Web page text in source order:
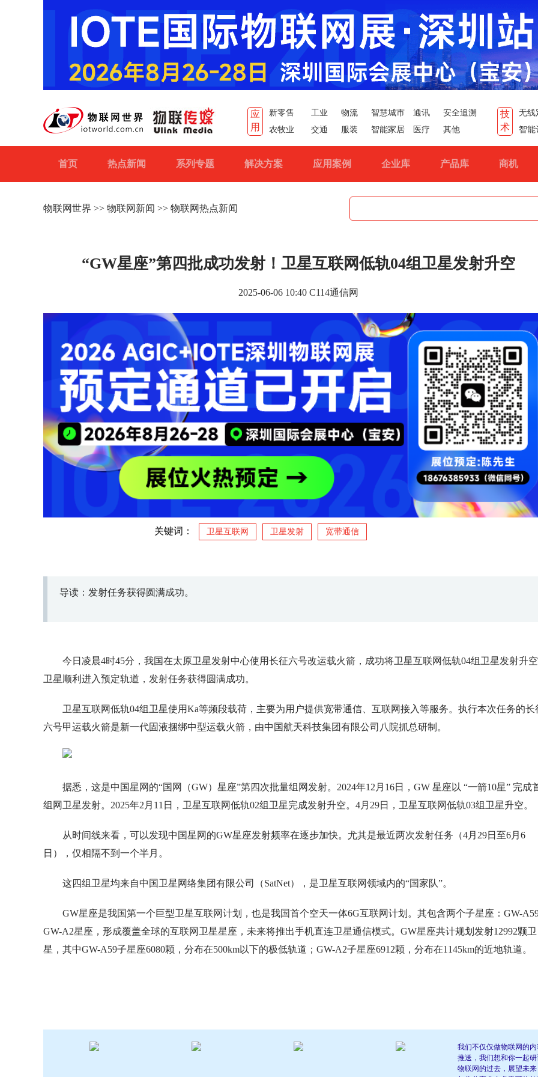
应
用
新零售 工业 物流 智慧城市 通讯
安全追溯
农牧业
交通 服装 智能家居 医疗 其他
技
术
无线
智能
首页 热点新闻 系列专题 解决方案 应用案例 企业库 产品库 商机
物联网世界 >> 物联网新闻 >> 物联网热点新闻
“GW星座”第四批成功发射！卫星互联网低轨04组卫星发射升空
2025-06-06 10:40 C114通信网
关键词： 卫星互联网 卫星发射 宽带通信
导读：发射任务获得圆满成功。
今日凌晨4时45分，我国在太原卫星发射中心使用长征六号改运载火箭，成功将卫星互联网低轨04组卫星发射升空
卫星顺利进入预定轨道，发射任务获得圆满成功。
卫星互联网低轨04组卫星使用Ka等频段载荷，主要为用户提供宽带通信、互联网接入等服务。执行本次任务的长
六号甲运载火箭是新一代固液捆绑中型运载火箭，由中国航天科技集团有限公司八院抓总研制。
据悉，这是中国星网的“国网（GW）星座”第四次批量组网发射。2024年12月16日，GW 星座以 “一箭10星” 完成
组网卫星发射。2025年2月11日，卫星互联网低轨02组卫星完成发射升空。4月29日，卫星互联网低轨03组卫星升空。
从时间线来看，可以发现中国星网的GW星座发射频率在逐步加快。尤其是最近两次发射任务（4月29日至6月6
日），仅相隔不到一个半月。
这四组卫星均来自中国卫星网络集团有限公司（SatNet），是卫星互联网领域内的“国家队”。
GW星座是我国第一个巨型卫星互联网计划，也是我国首个空天一体6G互联网计划。其包含两个子星座：GW-
GW-A2星座，形成覆盖全球的互联网卫星星座，未来将推出手机直连卫星通信模式。GW星座共计规划发射12992颗卫
星，其中GW-A59子星座6080颗，分布在500km以下的极低轨道；GW-A2子星座6912颗，分布在1145km的近地轨道。
我们不仅仅做物联网的
推送，我们想和你一起
物联网的过去，展望未来